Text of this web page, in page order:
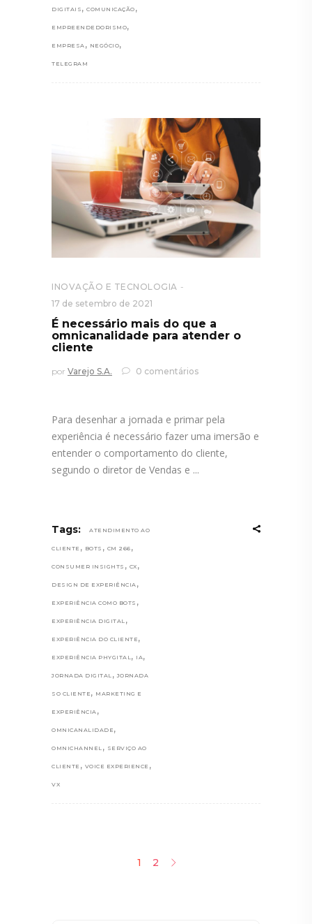
DIGITAIS , COMUNICAÇÃO ,
EMPREENDEDORISMO,
EMPRESA , NEGÓCIO,
TELEGRAM
INOVAÇÃO E TECNOLOGIA
17 de setembro de 2021
É necessário mais do que a
omnicanalidade para atender o
cliente
por Varejo S.A. 0 comentários
Para desenhar a jornada e primar pela
experiência é necessário fazer uma imersão e
entender o comportamento do cliente,
segundo o diretor de Vendas e
Tags: ATENDIMENTO AO
CLIENTE , BOTS , CM 266 ,
CONSUMER INSIGHTS , CX ,
DESIGN DE EXPERIÊNCIA ,
EXPERIÊNCIA COMO BOTS ,
EXPERIÊNCIA DIGITAL ,
EXPERIÊNCIA DO CLIENTE ,
EXPERIÊNCIA PHYGITAL , IA ,
JORNADA DIGITAL , JORNADA
SO CLIENTE , MARKETING E
EXPERIÊNCIA ,
OMNICANALIDADE ,
OMNICHANNEL , SERVIÇO AO
CLIENTE , VOICE EXPERIENCE ,
VX
1 2